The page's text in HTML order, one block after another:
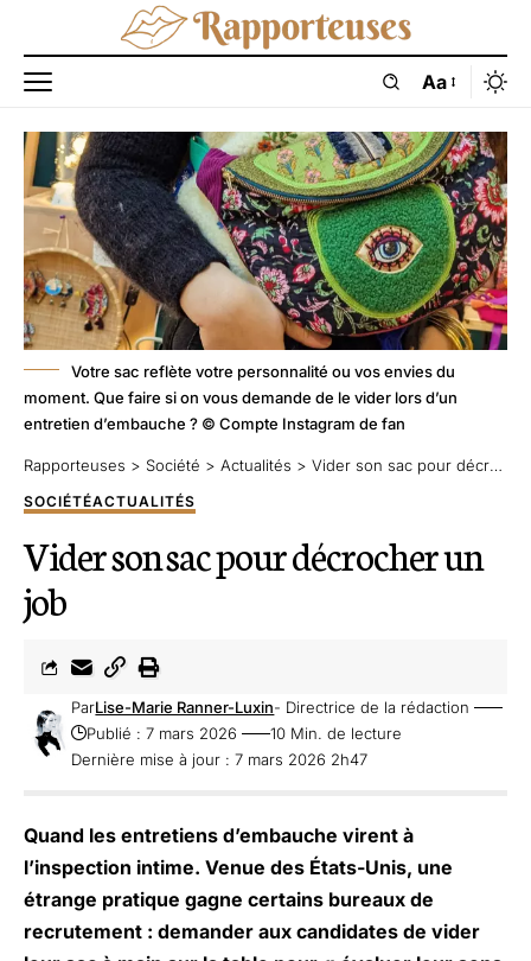
Aa
Votre sac reflète votre personnalité ou vos envies du
moment. Que faire si on vous demande de le vider lors d’un
entretien d’embauche ? © Compte Instagram de fan
Rapporteuses > Société > Actualités > Vider son sac pour décrocher un job
SOCIÉTÉACTUALITÉS
Vider son sac pour décrocher un
job
Dernière mise à jour : 7 mars 2026 2h47
ParLise-Marie Ranner-Luxin- Directrice de la rédaction
Publié : 7 mars 2026
10 Min. de lecture
Quand les entretiens d’embauche virent à
l’inspection intime. Venue des États-Unis, une
étrange pratique gagne certains bureaux de
recrutement : demander aux candidates de vider